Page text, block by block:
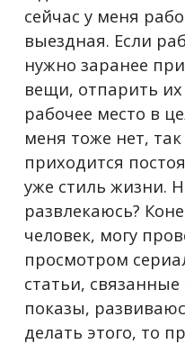
сейчас у меня
выездная. Если
нужно заранее
вещи, отпарить
рабочее место в
меня тоже нет,
приходится
уже стиль жизни.
развлекаюсь?
человек, могу
просмотром
статьи,
показы,
делать этого, то